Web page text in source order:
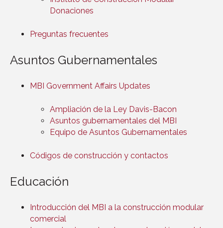
Donaciones
Preguntas frecuentes
Asuntos Gubernamentales
MBI Government Affairs Updates
Ampliación de la Ley Davis-Bacon
Asuntos gubernamentales del MBI
Equipo de Asuntos Gubernamentales
Códigos de construcción y contactos
Educación
Introducción del MBI a la construcción modular
comercial